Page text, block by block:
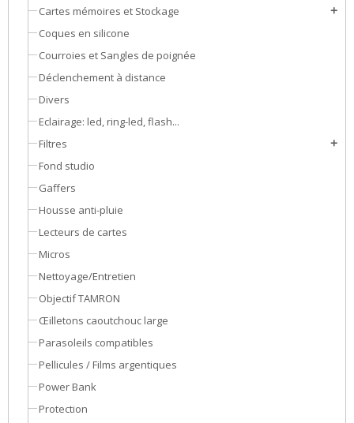
Cartes mémoires et Stockage
add
Coques en silicone
Courroies et Sangles de poignée
Déclenchement à distance
Divers
Eclairage: led, ring-led, flash...
Filtres
add
Fond studio
Gaffers
Housse anti-pluie
Lecteurs de cartes
Micros
Nettoyage/Entretien
Objectif TAMRON
Œilletons caoutchouc large
Parasoleils compatibles
Pellicules / Films argentiques
Power Bank
Protection